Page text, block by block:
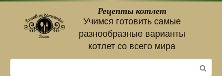
контенту
Рецепты котлет
Учимся готовить самые
разнообразные варианты
котлет со всего мира